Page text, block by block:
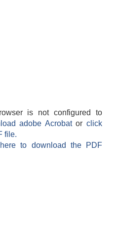
is not configured to
adobe Acrobatorclick
file.
to download the PDF